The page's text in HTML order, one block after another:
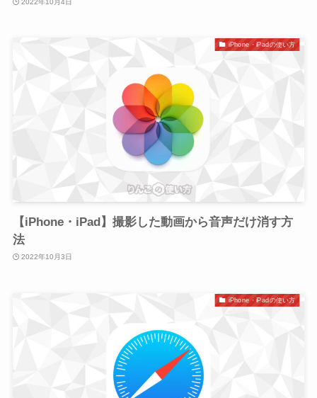
iPhone・iPadの使い方
【iPhone・iPad】撮影した動画から音声だけ消す方
法
2022年10月3日
iPhone・iPadの使い方